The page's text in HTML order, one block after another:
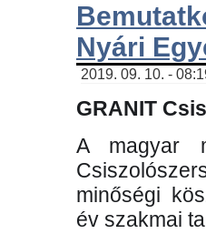
Nyári
2019. 09. 10. -
GRANIT
A magyar
minőségi
év szakmai